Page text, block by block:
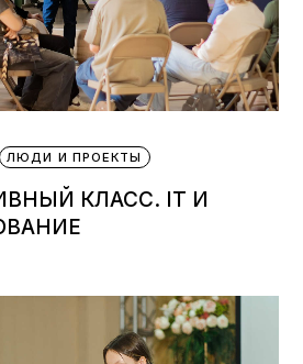
ЛЮДИ И ПРОЕКТЫ
КЛАСС. IT И